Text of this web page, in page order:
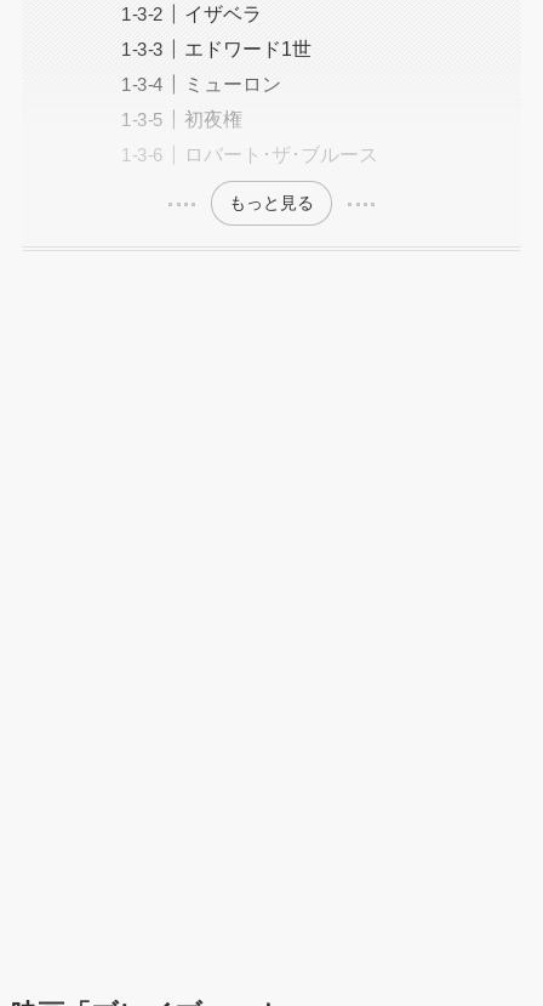
イザベラ
エドワード1世
ミューロン
初夜権
ロバート･ザ･ブルース
もっと見る